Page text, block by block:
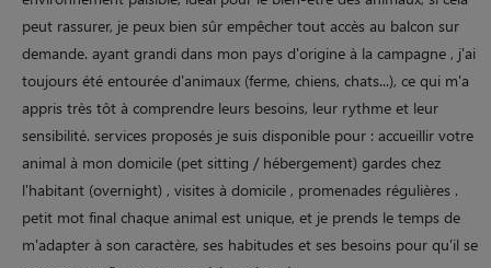
peut rassurer, je peux bien sûr empêcher tout accès au balcon sur
demande. ayant grandi dans mon pays d'origine à la campagne , j'ai
toujours été entourée d'animaux (ferme, chiens, chats...), ce qui m'a
appris très tôt à comprendre leurs besoins, leur rythme et leur
sensibilité. services proposés je suis disponible pour : accueillir votre
animal à mon domicile (pet sitting / hébergement) gardes chez
l'habitant (overnight) , visites à domicile , promenades régulières .
petit mot final chaque animal est unique, et je prends le temps de
m'adapter à son caractère, ses habitudes et ses besoins pour qu'il se